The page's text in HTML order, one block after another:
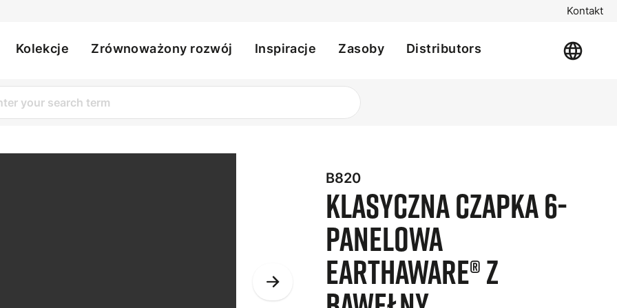
Kontakt
Kolekcje Zrównoważony rozwój Inspiracje Zasoby Distributors
B820
Klasyczna czapka 6-
panelowa
EarthAware® z